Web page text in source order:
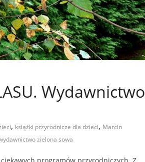
Wydawnictwo
, książki przyrodnicze dla dzieci, Marcin
zielona sowa